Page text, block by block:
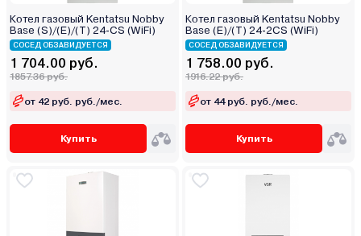
Котел газовый Kentatsu Nobby
Base (S)/(E)/(T) 24-CS (WiFi)
СОСЕД ОБЗАВИДУЕТСЯ
1 704.00 руб.
1857.36 руб.
от 42 руб. руб./мес.
Купить
Котел газовый Kentatsu Nobby
Base (E)/(T) 24-2CS (WiFi)
СОСЕД ОБЗАВИДУЕТСЯ
1 758.00 руб.
1916.22 руб.
от 44 руб. руб./мес.
Купить